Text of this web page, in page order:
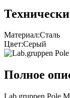
Материал:Сталь
Цвет:Серый
Полное